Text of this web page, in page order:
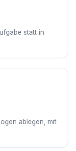
statt in
ablegen, mit